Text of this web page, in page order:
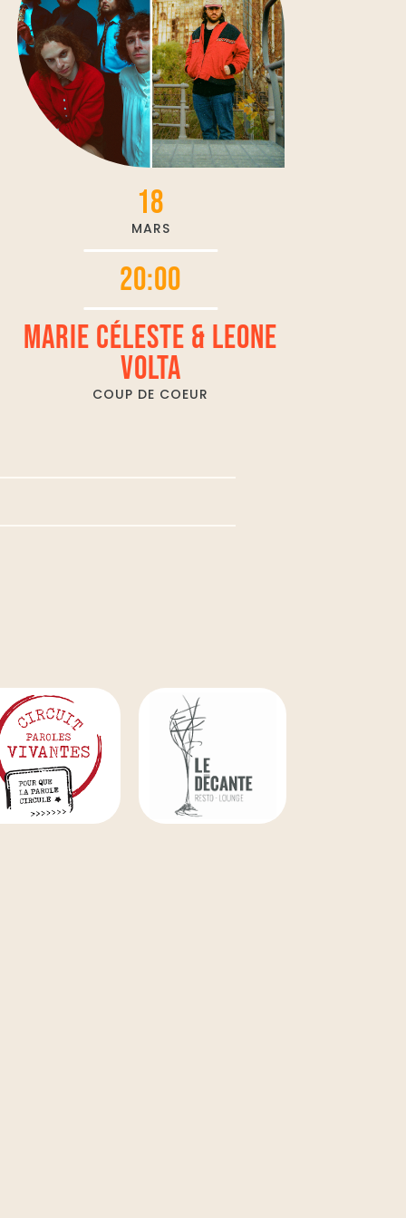
18
MARS
20:00
MARIE CÉLESTE & LEONE
VOLTA
COUP DE COEUR